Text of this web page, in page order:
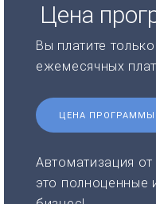
Цена
Вы платите
ежемесячных
ЦЕНА ПРОГРАММЫ
Автоматизация
это полноценные